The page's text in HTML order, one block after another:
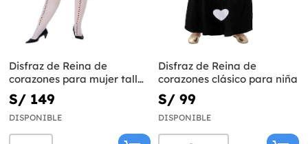
Disfraz de Reina de
corazones para mujer talla
grande
S/ 149
DISPONIBLE
Disfraz de Reina de
corazones clásico para niña
S/ 99
DISPONIBLE